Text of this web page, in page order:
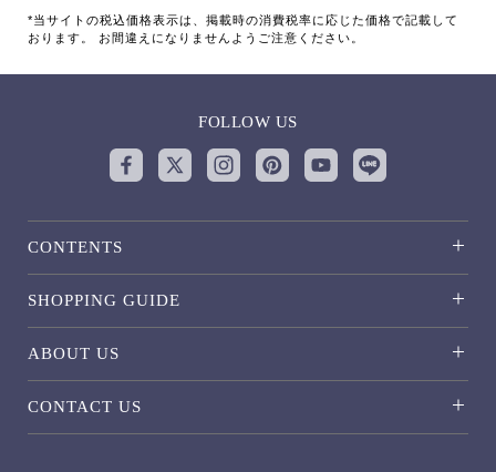
*当サイトの税込価格表示は、掲載時の消費税率に応じた価格で記載して
おります。 お間違えになりませんようご注意ください。
FOLLOW US
CONTENTS
SHOPPING GUIDE
ABOUT US
CONTACT US